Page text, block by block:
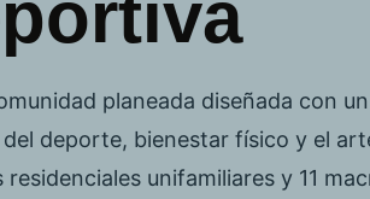
planeada diseñada con
deporte, bienestar físico y el
residenciales unifamiliares y 11